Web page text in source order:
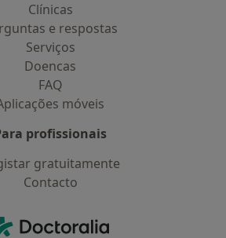
Clínicas
e respostas
Serviços
Doencas
FAQ
móveis
profissionais
gratuitamente
Contacto
Doctoralia - Homepage